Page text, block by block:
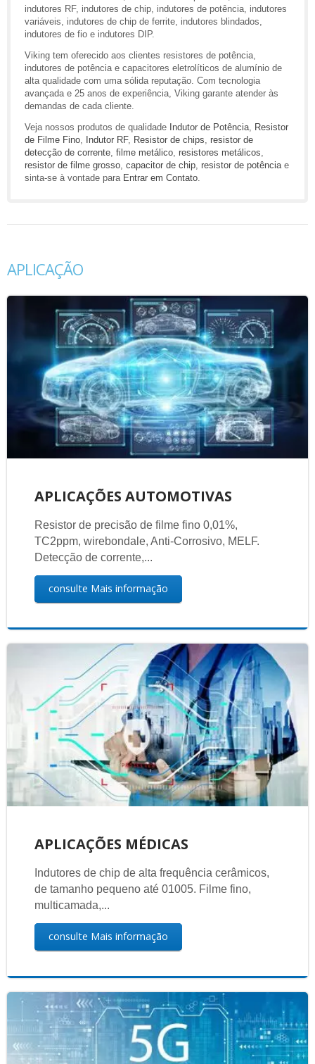
indutores RF, indutores de chip, indutores de potência, indutores
variáveis, indutores de chip de ferrite, indutores blindados,
indutores de fio e indutores DIP.
Viking tem oferecido aos clientes resistores de potência,
indutores de potência e capacitores eletrolíticos de alumínio de
alta qualidade com uma sólida reputação. Com tecnologia
avançada e 25 anos de experiência, Viking garante atender às
demandas de cada cliente.
Veja nossos produtos de qualidade Indutor de Potência
Resistor
de Filme Fino
Indutor RF, Resistor de chips resistor de
detecção de corrente filme metálico resistores metálicos
resistor de filme grosso capacitor de chip resistor de potência e
sinta-se à vontade para Entrar em Contato
APLICAÇÃO
APLICAÇÕES AUTOMOTIVAS
Resistor de precisão de filme fino 0,01%,
TC2ppm, wirebondale, Anti-Corrosivo, MELF.
Detecção de corrente,...
consulte Mais informação
APLICAÇÕES MÉDICAS
Indutores de chip de alta frequência cerâmicos,
de tamanho pequeno até 01005. Filme fino,
multicamada,...
consulte Mais informação